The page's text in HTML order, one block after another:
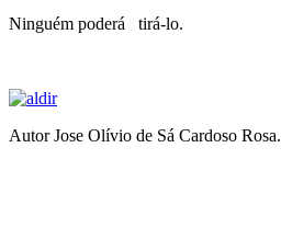
Ninguém poderá tirá-lo.
Autor Jose Olívio de Sá Cardoso Rosa.